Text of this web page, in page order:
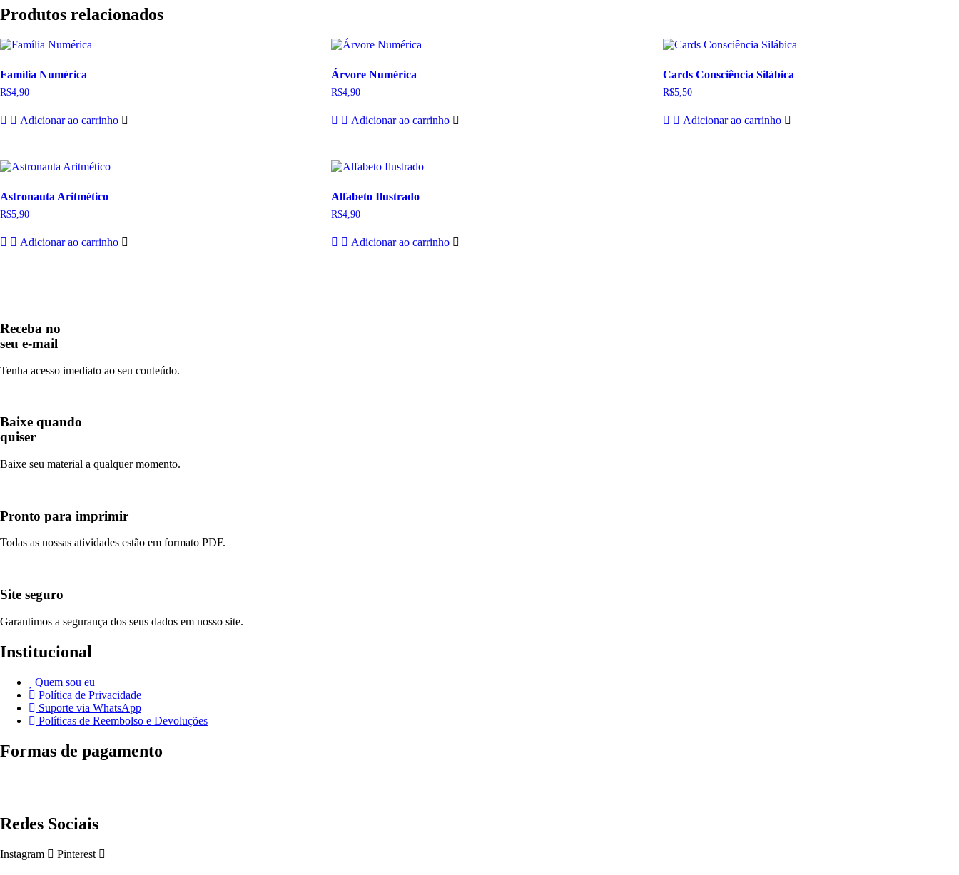
Produtos relacionados
Família Numérica
R$4,90
Adicionar ao carrinho
Árvore Numérica
R$4,90
Adicionar ao carrinho
Cards Consciência Silábica
R$5,50
Adicionar ao carrinho
Astronauta Aritmético
R$5,90
Adicionar ao carrinho
Alfabeto Ilustrado
R$4,90
Adicionar ao carrinho
Receba no
seu e-mail
Tenha acesso imediato ao seu conteúdo.
Baixe quando
quiser
Baixe seu material a qualquer momento.
Pronto para imprimir
Todas as nossas atividades estão em formato PDF.
Site seguro
Garantimos a segurança dos seus dados em nosso site.
Institucional
Quem sou eu
Política de Privacidade
Suporte via WhatsApp
Políticas de Reembolso e Devoluções
Formas de pagamento
Redes Sociais
Instagram Pinterest